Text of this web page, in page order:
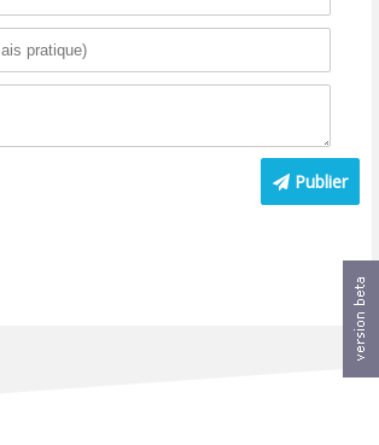
Publier